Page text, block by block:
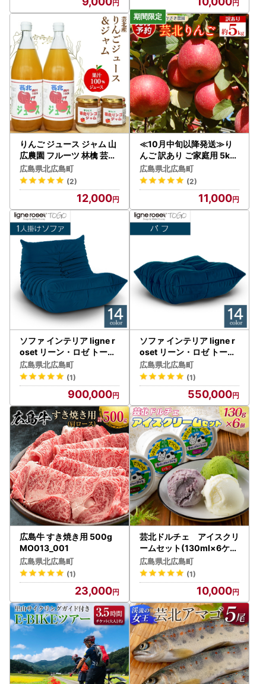
りんご ジュース ジャム 山
広農園 フルーツ 林檎 芸北
リンゴ 詰め合わせ 国産 農
家直送_YA023_004
広島県北広島町
(2)
12,000
≪10月中旬以降発送≫り
んご 訳あり ご家庭用 5kg
おかざき農園の芸北りんご
農家直送 秋ばえ 陽光 ぐん
ま名月 あいかの香り ふじ_
広島県北広島町
(2)
11,000
ソファ インテリア ligne r
oset リーン・ロゼ トーゴ
1人掛け （Hランク生地）
イス 家具 国産 送料無料_O
D032_003
広島県北広島町
(1)
900,000
ソファ インテリア ligne r
oset リーン・ロゼ トーゴ
パフ （Hランク生地） オ
ットマン 家具 国産 送料無
料_OD032_005
広島県北広島町
(1)
550,000
広島牛 すき焼き用 500g
MO013_001
広島県北広島町
(1)
23,000
芸北ドルチェ アイスクリ
ームセット(130ml×6ケ)
GE007_001
広島県北広島町
(1)
10,000